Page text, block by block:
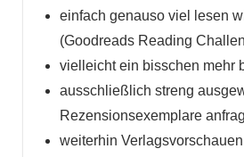
einfach genauso viel lesen
(Goodreads Reading
vielleicht ein bisschen mehr
ausschließlich streng
Rezensionsexemplare
weiterhin